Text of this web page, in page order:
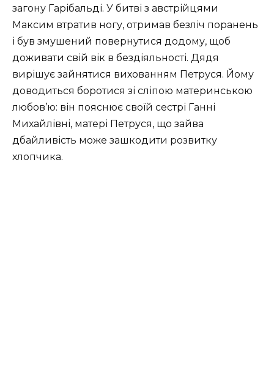
загону Гарібальді. У битві з австрійцями
Максим втратив ногу, отримав безліч поранень
і був змушений повернутися додому, щоб
доживати свій вік в бездіяльності. Дядя
вирішує зайнятися вихованням Петруся. Йому
доводиться боротися зі сліпою материнською
любов’ю: він пояснює своїй сестрі Ганні
Михайлівні, матері Петруся, що зайва
дбайливість може зашкодити розвитку
хлопчика.